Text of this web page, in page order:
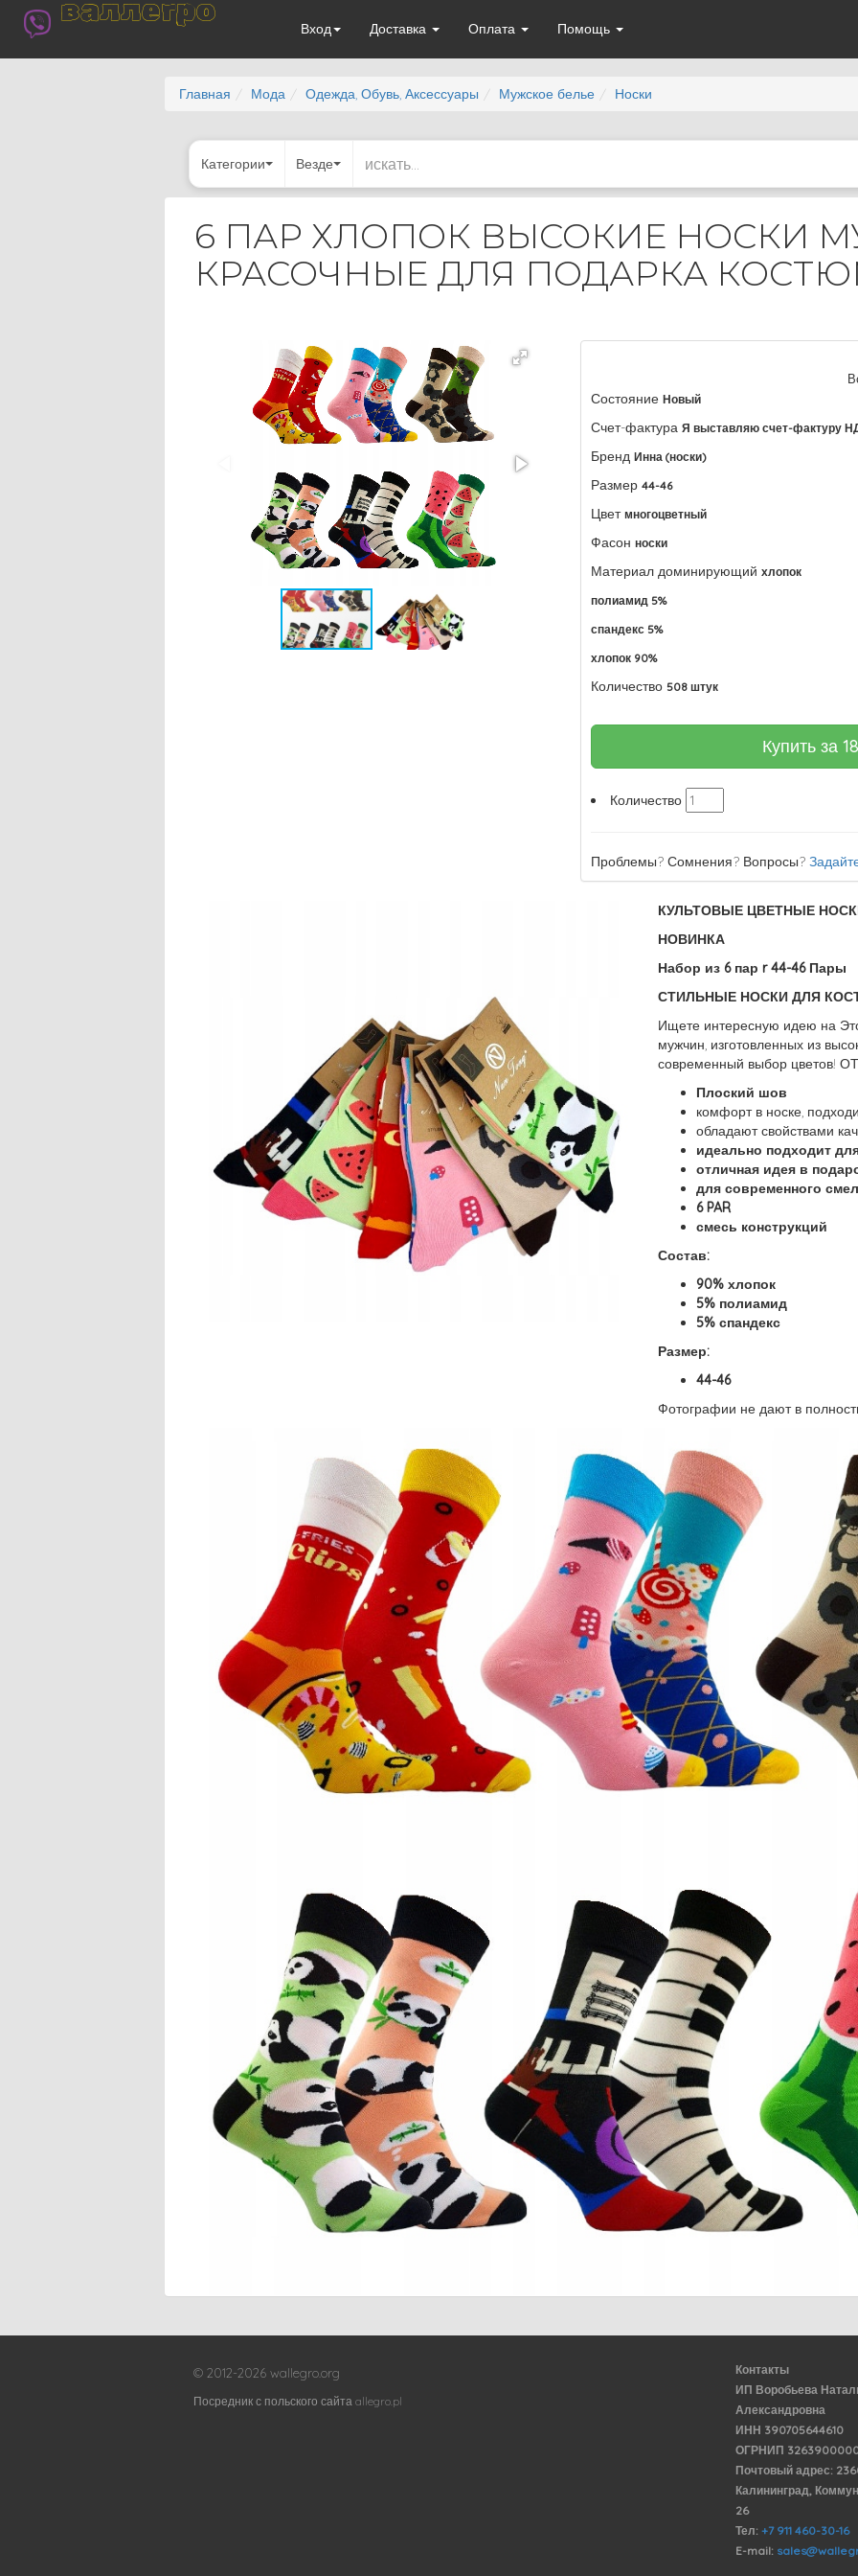
валлегро
Вход Доставка Оплата Помощь
Главная Мода Одежда, Обувь, Аксессуары Мужское белье Носки
Категории Везде
6 ПАР ХЛОПОК ВЫСОКИЕ НОСКИ
КРАСОЧНЫЕ ДЛЯ ПОДАРКА
Состояние Новый
Счет-фактура Я выставляю счет-фактуру
Бренд Инна (носки)
Размер 44-46
Цвет многоцветный
Фасон носки
Материал доминирующий хлопок
полиамид 5%
спандекс 5%
хлопок 90%
Количество 508 штук
Купить за
Количество
Проблемы? Сомнения? Вопросы?
КУЛЬТОВЫЕ ЦВЕТНЫЕ
НОВИНКА
Набор из 6 пар r 44-46 Пары
СТИЛЬНЫЕ НОСКИ ДЛЯ
Ищете интересную идею на
мужчин, изготовленных из
современный выбор цветов!
Плоский шов
комфорт в носке,
обладают свойствами
идеально подходит
отличная идея в
для современного
6 PAR
смесь конструкций
Состав:
90% хлопок
5% полиамид
5% спандекс
Размер:
44-46
Фотографии не дают в
© 2012-2026 wallegro.org
Посредник с польского сайта allegro.pl
Контакты
ИП Воробьева
Александровна
ИНН 390705644610
ОГРНИП
Почтовый адрес:
Калининград,
26
Тел: +7 911 460-30-16
E-mail: